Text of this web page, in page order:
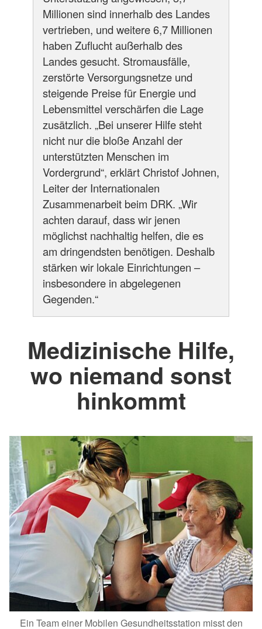
Millionen sind innerhalb des Landes
vertrieben, und weitere 6,7 Millionen
haben Zuflucht außerhalb des
Landes gesucht. Stromausfälle,
zerstörte Versorgungsnetze und
steigende Preise für Energie und
Lebensmittel verschärfen die Lage
zusätzlich. „Bei unserer Hilfe steht
nicht nur die bloße Anzahl der
unterstützten Menschen im
Vordergrund“, erklärt Christof Johnen,
Leiter der Internationalen
Zusammenarbeit beim DRK. „Wir
achten darauf, dass wir jenen
möglichst nachhaltig helfen, die es
am dringendsten benötigen. Deshalb
stärken wir lokale Einrichtungen –
insbesondere in abgelegenen
Gegenden.“
Medizinische Hilfe,
wo niemand sonst
hinkommt
Ein Team einer Mobilen Gesundheitsstation misst den